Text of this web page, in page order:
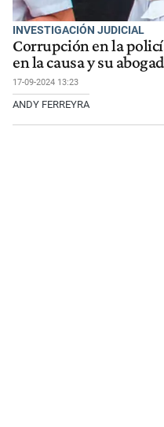
INVESTIGACIÓN JUDICIAL
Corrupción en la
en la causa y su
17-09-2024 13:23
ANDY FERREYRA